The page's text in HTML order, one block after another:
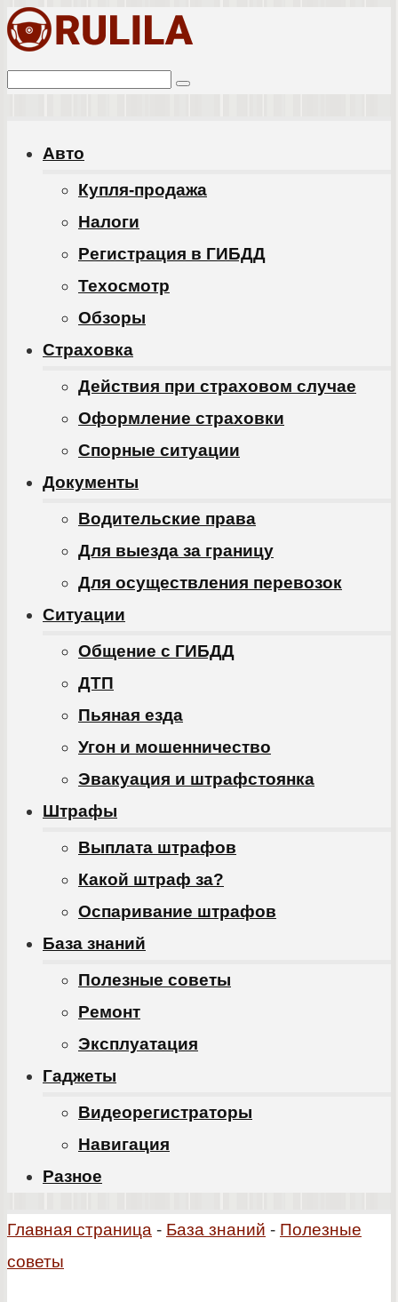
Перейти
контенту
Поиск:
Авто
Купля-продажа
Налоги
Регистрация в ГИБДД
Техосмотр
Обзоры
Cтраховка
Действия при страховом случае
Оформление страховки
Спорные ситуации
Документы
Водительские права
Для выезда за границу
Для осуществления перевозок
Ситуации
Общение с ГИБДД
ДТП
Пьяная езда
Угон и мошенничество
Эвакуация и штрафстоянка
Штрафы
Выплата штрафов
Какой штраф за?
Оспаривание штрафов
База знаний
Полезные советы
Ремонт
Эксплуатация
Гаджеты
Видеорегистраторы
Навигация
Разное
Главная страница - База знаний - Полезные
советы